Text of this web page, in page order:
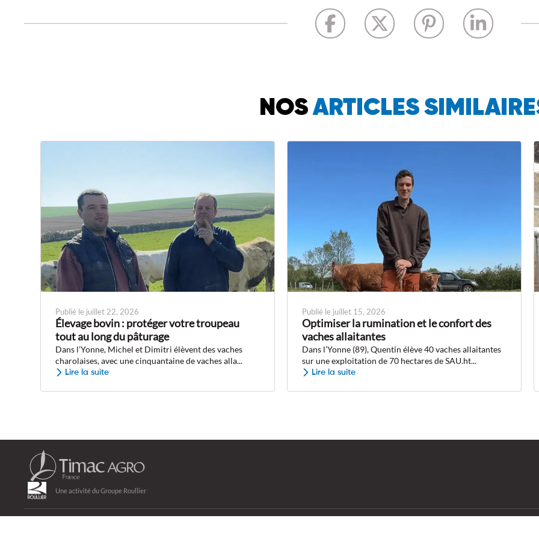
NOSARTICLES
Publié le juillet 22, 2026
Élevage bovin : protéger votre troupeau
tout au long du pâturage
Dans l’Yonne, Michel et Dimitri élèvent des vaches
charolaises, avec une cinquantaine de vaches alla...
Lire la suite
Publié le juillet 15, 2026
Optimiser la rumination et le confort des
vaches allaitantes
Dans l’Yonne (89), Quentin élève 40 vaches allaitantes
sur une exploitation de 70 hectares de SAU.ht...
Lire la suite
Une activité du Groupe Roullier